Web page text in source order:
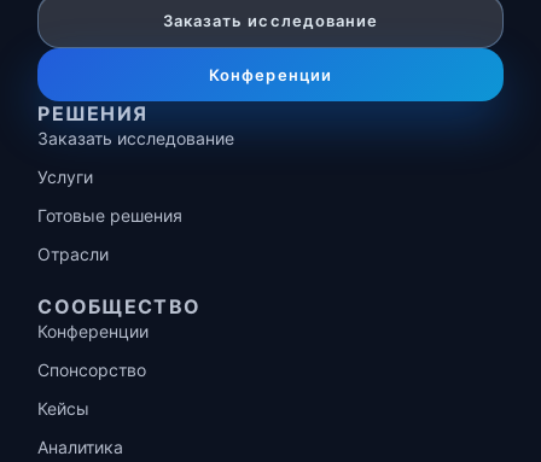
Заказать исследование
Конференции
РЕШЕНИЯ
Заказать исследование
Услуги
Готовые решения
Отрасли
СООБЩЕСТВО
Конференции
Спонсорство
Кейсы
Аналитика